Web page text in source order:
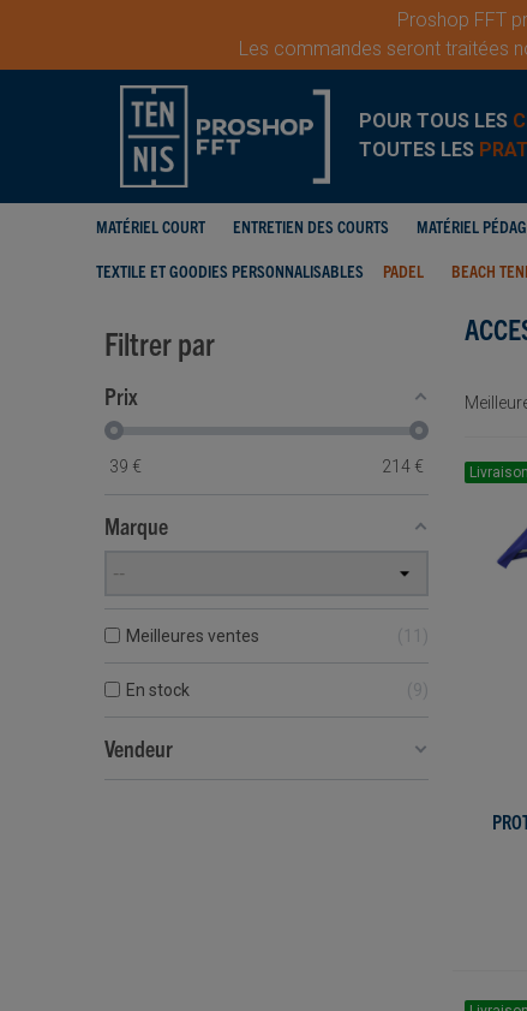
Proshop FFT
Les commandes seront traitées
POUR TOUS LES
TOUTES LES
MATÉRIEL COURT ENTRETIEN DES COURTS MATÉRIEL
TEXTILE ET GOODIES PERSONNALISABLES PADEL BEACH
Filtrer par
Prix
39 € 214 €
Marque
Meilleures ventes
En stock 9
Vendeur